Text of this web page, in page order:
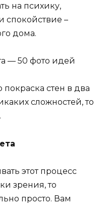
на психику,
спокойствие –
дома.
— 50 фото идей
покраска стен в два
сложностей, то
этот процесс
зрения, то
просто. Вам